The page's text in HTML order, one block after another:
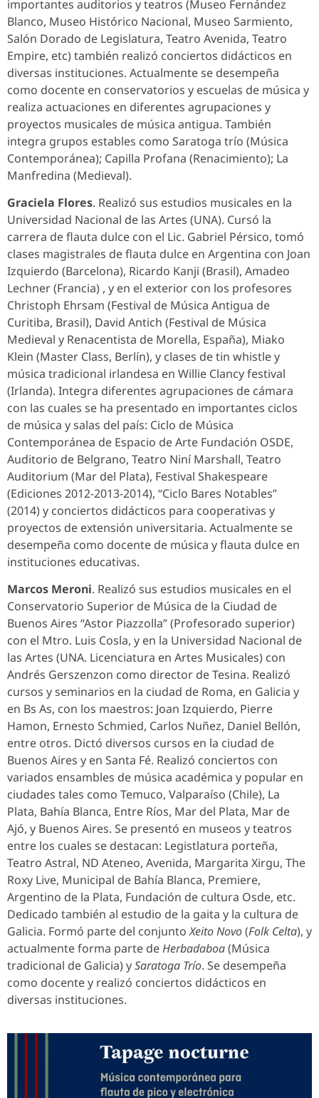
importantes auditorios y teatros (Museo Fernández
Blanco, Museo Histórico Nacional, Museo Sarmiento,
Salón Dorado de Legislatura, Teatro Avenida, Teatro
Empire, etc) también realizó conciertos didácticos en
diversas instituciones. Actualmente se desempeña
como docente en conservatorios y escuelas de música y
realiza actuaciones en diferentes agrupaciones y
proyectos musicales de música antigua. También
integra grupos estables como Saratoga trío (Música
Contemporánea); Capilla Profana (Renacimiento); La
Manfredina (Medieval).
Graciela Flores. Realizó sus estudios musicales en la
Universidad Nacional de las Artes (UNA). Cursó la
carrera de flauta dulce con el Lic. Gabriel Pérsico, tomó
clases magistrales de flauta dulce en Argentina con Joan
Izquierdo (Barcelona), Ricardo Kanji (Brasil), Amadeo
Lechner (Francia) , y en el exterior con los profesores
Christoph Ehrsam (Festival de Música Antigua de
Curitiba, Brasil), David Antich (Festival de Música
Medieval y Renacentista de Morella, España), Miako
Klein (Master Class, Berlín), y clases de tin whistle y
música tradicional irlandesa en Willie Clancy festival
(Irlanda). Integra diferentes agrupaciones de cámara
con las cuales se ha presentado en importantes ciclos
de música y salas del país: Ciclo de Música
Contemporánea de Espacio de Arte Fundación OSDE,
Auditorio de Belgrano, Teatro Niní Marshall, Teatro
Auditorium (Mar del Plata), Festival Shakespeare
(Ediciones 2012-2013-2014), “Ciclo Bares Notables”
(2014) y conciertos didácticos para cooperativas y
proyectos de extensión universitaria. Actualmente se
desempeña como docente de música y flauta dulce en
instituciones educativas.
Marcos Meroni. Realizó sus estudios musicales en el
Conservatorio Superior de Música de la Ciudad de
Buenos Aires “Astor Piazzolla” (Profesorado superior)
con el Mtro. Luis Cosla, y en la Universidad Nacional de
las Artes (UNA. Licenciatura en Artes Musicales) con
Andrés Gerszenzon como director de Tesina. Realizó
cursos y seminarios en la ciudad de Roma, en Galicia y
en Bs As, con los maestros: Joan Izquierdo, Pierre
Hamon, Ernesto Schmied, Carlos Nuñez, Daniel Bellón,
entre otros. Dictó diversos cursos en la ciudad de
Buenos Aires y en Santa Fé. Realizó conciertos con
variados ensambles de música académica y popular en
ciudades tales como Temuco, Valparaíso (Chile), La
Plata, Bahía Blanca, Entre Ríos, Mar del Plata, Mar de
Ajó, y Buenos Aires. Se presentó en museos y teatros
entre los cuales se destacan: Legistlatura porteña,
Teatro Astral, ND Ateneo, Avenida, Margarita Xirgu, The
Roxy Live, Municipal de Bahía Blanca, Premiere,
Argentino de la Plata, Fundación de cultura Osde, etc.
Dedicado también al estudio de la gaita y la cultura de
Galicia. Formó parte del conjuntoXeito Novo(Folk Celta), y
actualmente forma parte deHerbadaboa(Música
tradicional de Galicia) ySaratoga Trío. Se desempeña
como docente y realizó conciertos didácticos en
diversas instituciones.